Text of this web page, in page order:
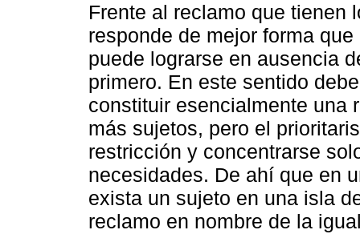
Frente al reclamo que tienen
responde de mejor forma
puede lograrse en ausencia
primero. En este sentido
constituir esencialmente una
más sujetos, pero el
restricción y concentrarse
necesidades. De ahí que en
exista un sujeto en una isla
reclamo en nombre de la